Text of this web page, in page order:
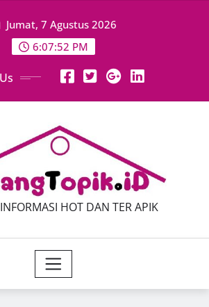
Jumat, 7 Agustus 2026
6:07:54 PM
HOT DAN TER APIK